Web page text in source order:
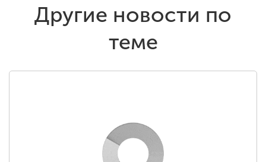
Другие новости по
теме